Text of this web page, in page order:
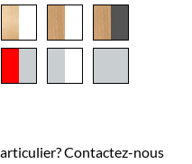
Contactez-nous